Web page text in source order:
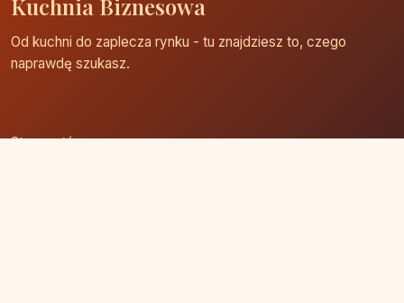
Kuchnia Biznesowa
Od kuchni do zaplecza rynku - tu znajdziesz to, czego
naprawdę szukasz.
Strona główna